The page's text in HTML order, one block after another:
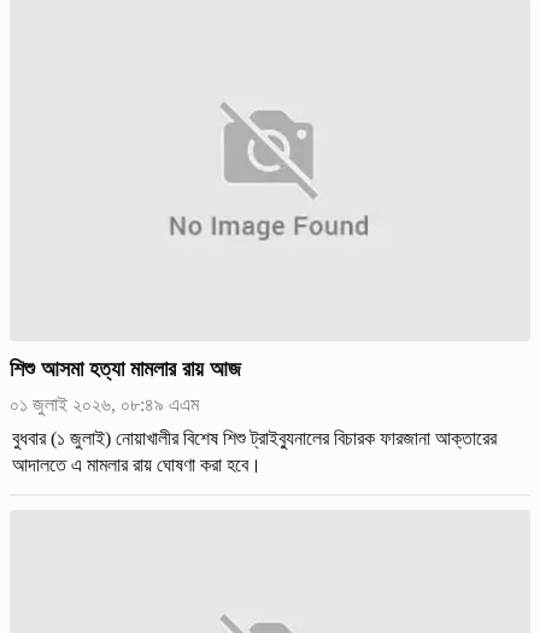
শিশু আসমা হত্যা মামলার রায় আজ
০১ জুলাই ২০২৬, ০৮:৪৯ এএম
বুধবার (১ জুলাই) নোয়াখালীর বিশেষ শিশু ট্রাইব্যুনালের বিচারক ফারজানা আক্তারের
আদালতে এ মামলার রায় ঘোষণা করা হবে।